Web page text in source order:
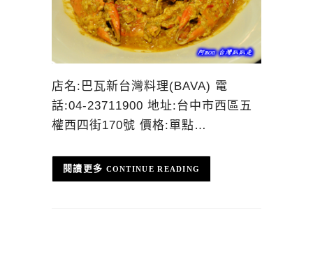
店名:巴瓦新台灣料理(BAVA) 電
話:04-23711900 地址:台中市西區五
權西四街170號 價格:單點…
CONTINUE READING